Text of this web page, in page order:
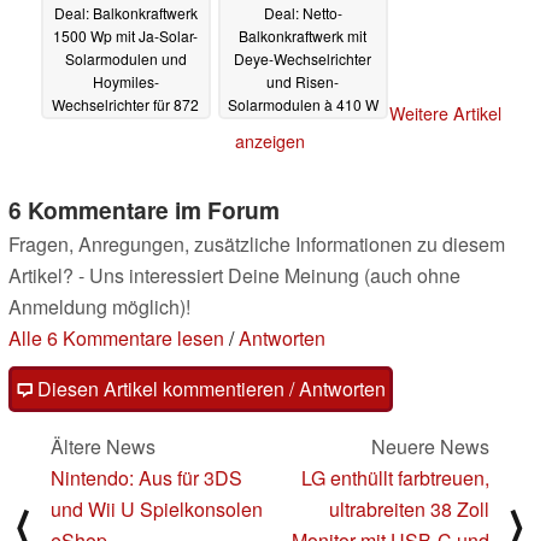
Deal: Balkonkraftwerk
1500 Wp mit Ja-Solar-
Solarmodulen und
Hoymiles-
Wechselrichter für 872
Deal: Netto-
Balkonkraftwerk mit
Deye-Wechselrichter
und Risen-
Solarmodulen à 410 W
493 Euro günstig
Weitere Artikel
anzeigen
6 Kommentare im Forum
Fragen, Anregungen, zusätzliche Informationen zu diesem
Artikel? - Uns interessiert Deine Meinung (auch ohne
Anmeldung möglich)!
Alle 6 Kommentare lesen /Antworten
Diesen Artikel kommentieren / Antworten
⟨
Ältere News
Nintendo: Aus für 3DS
und Wii U Spielkonsolen
Neuere News
LG enthüllt farbtreuen,
ultrabreiten 38 Zoll
⟩